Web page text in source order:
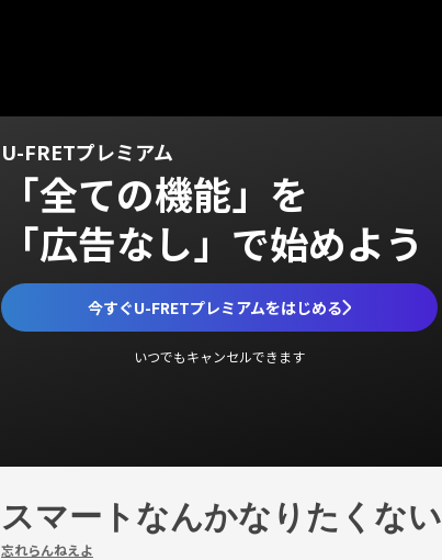
U-FRETプレミアム
「全ての機能」を
「広告なし」で始めよう
今すぐU-FRETプレミアムをはじめる
いつでもキャンセルできます
スマートなんかなりたくない
忘れらんねえよ